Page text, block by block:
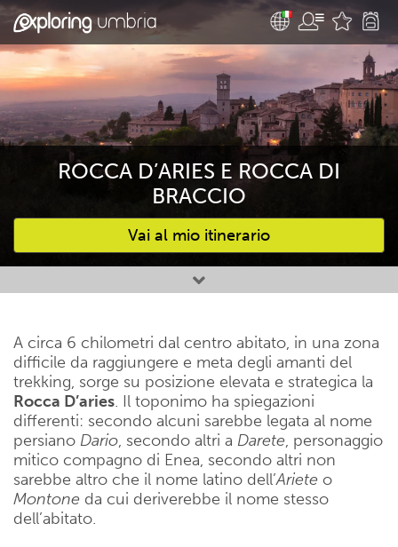
ROCCA D’ARIES E ROCCA DI
BRACCIO
Vai al mio itinerario
Attività preferite
A circa 6 chilometri dal centro abitato, in una zona
difficile da raggiungere e meta degli amanti del
trekking, sorge su posizione elevata e strategica la
Rocca D’aries. Il toponimo ha spiegazioni
differenti: secondo alcuni sarebbe legata al nome
persiano Dario, secondo altri a Darete, personaggio
mitico compagno di Enea, secondo altri non
sarebbe altro che il nome latino dell’Ariete o
Montone da cui deriverebbe il nome stesso
dell’abitato.